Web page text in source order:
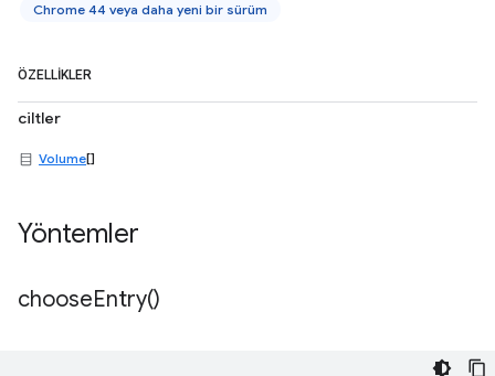
Chrome 44 veya daha yeni bir sürüm
ÖZELLIKLER
ciltler
Volume[]
Yöntemler
chooseEntry()